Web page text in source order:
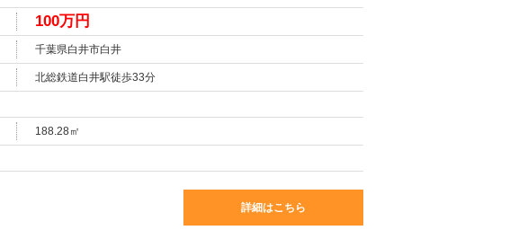
100万円
千葉県白井市白井
北総鉄道白井駅徒歩33分
188.28㎡
詳細はこちら